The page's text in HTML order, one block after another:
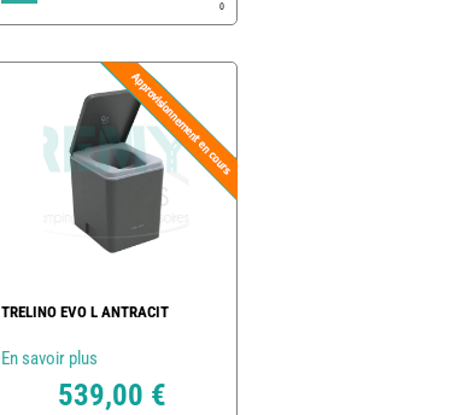
0
TRELINO EVO L ANTRACIT
En savoir plus
539,00 €